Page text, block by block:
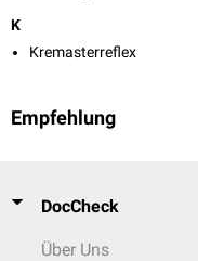
K
Kremasterreflex
Empfehlung
DocCheck
Über Uns